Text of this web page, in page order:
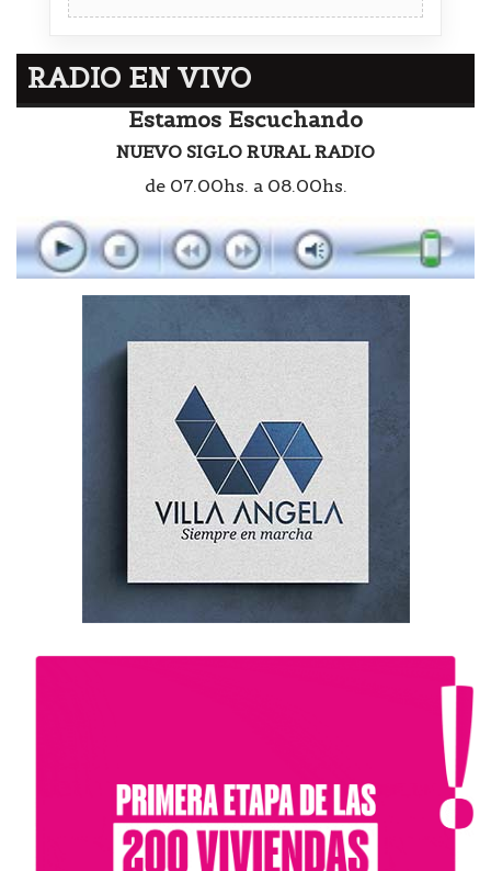
RADIO EN VIVO
Estamos Escuchando
NUEVO SIGLO RURAL RADIO
de 07.00hs. a 08.00hs.